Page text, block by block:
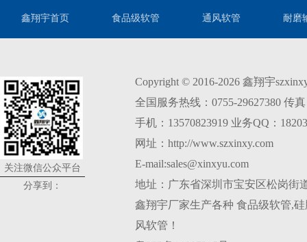
鑫翔宇首页 食品级软管 通风软管 耐磨
关注微信公众平台
分享到：
Copyright © 2016-2026 鑫翔宇
全国服务热线：0755-29627380 传
手机：13570823919 业务QQ：
网址：http://www.szxinxy.com
E-mail:sales@xinxyu.com
地址：广东省深圳市宝安区松岗街
鑫翔宇厂家生产各种 食品级软管,
风软管 ！